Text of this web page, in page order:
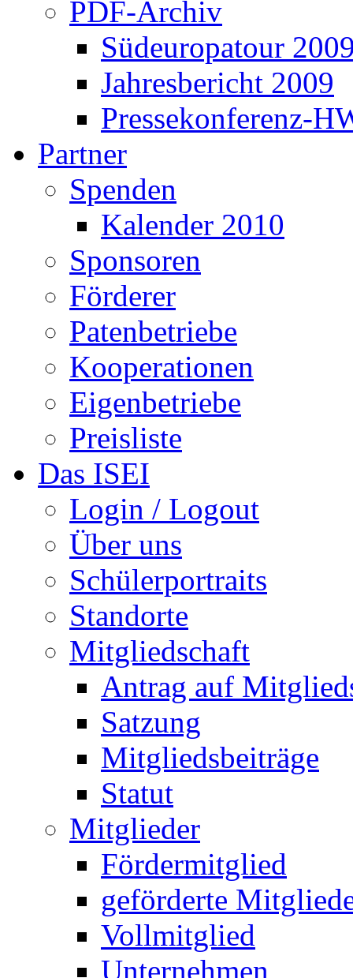
PDF-Archiv
Südeuropatour
Jahresbericht 2009
Pressekonferenz-
Partner
Spenden
Kalender 2010
Sponsoren
Förderer
Patenbetriebe
Kooperationen
Eigenbetriebe
Preisliste
Das ISEI
Login / Logout
Über uns
Schülerportraits
Standorte
Mitgliedschaft
Antrag auf
Satzung
Mitgliedsbeiträge
Statut
Mitglieder
Fördermitglied
geförderte
Vollmitglied
Unternehmen